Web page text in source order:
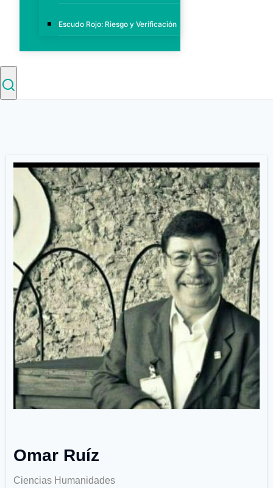
Escudo Rojo: Riesgo y Verificación
Omar Ruíz
Ciencias Humanidades